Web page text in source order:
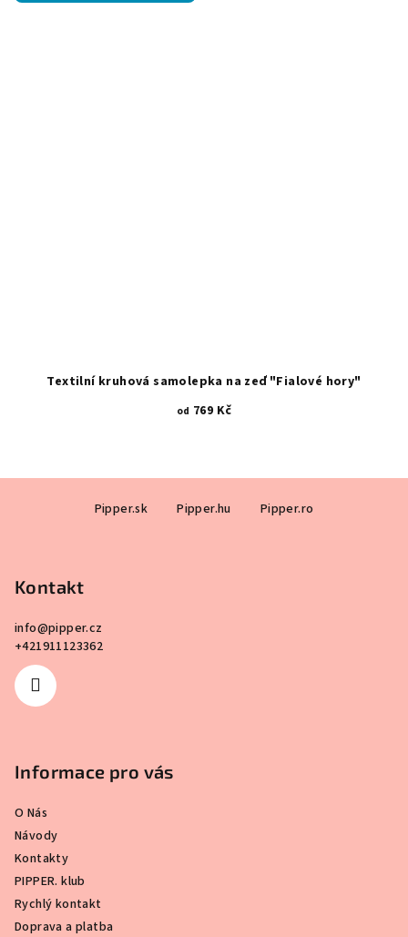
Textilní kruhová samolepka na zeď "Fialové hory"
od 769 Kč
Pipper.sk Pipper.hu Pipper.ro
Kontakt
info@pipper.cz
+421911123362
Informace pro vás
O Nás
Návody
Kontakty
PIPPER. klub
Rychlý kontakt
Doprava a platba